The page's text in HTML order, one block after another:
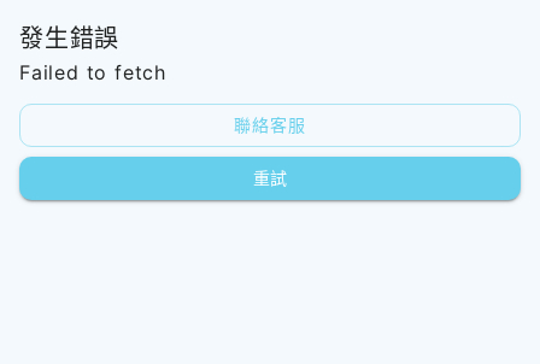
發生錯誤
Failed to fetch
聯絡客服
重試